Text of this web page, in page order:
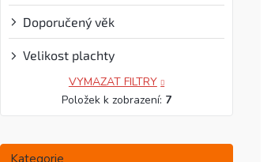
Doporučený věk
Velikost plachty
VYMAZAT FILTRY
Položek k zobrazení: 7
Přeskočit